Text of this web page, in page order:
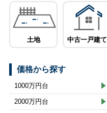
土地 中古一戸建て
価格から探す
1000万円台
2000万円台